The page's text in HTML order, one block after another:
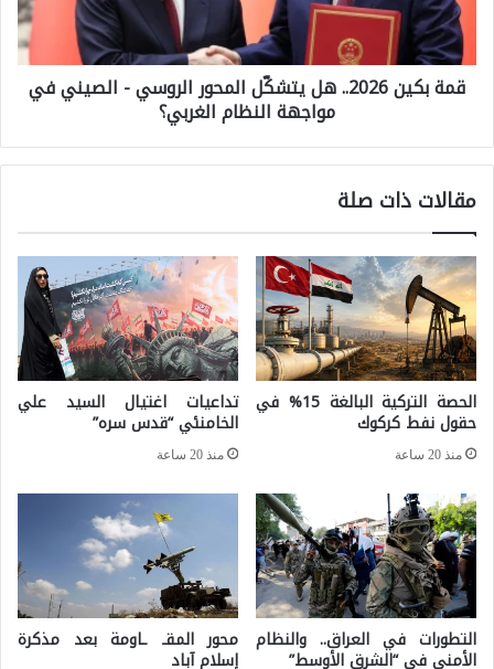
ي
ث
ق
ة
ب
ي
ن
ل
م
ز
ا
0
.
ل
ي
ت
ش
ل
ا
م
ح
قمة بكين 2026.. هل يتشكّل المحور الروسي - الصيني في
مواجهة النظام الغربي؟
مقالات ذات صلة
الحصة التركية البالغة 15% في
حقول نفط كركوك
منذ 20 ساعة
تداعيات اغتيال السيد علي
الخامنئي “قدس سره”
منذ 20 ساعة
التطورات في العراق.. والنظام
الأمني في “الشرق الأوسط”
محور المقـ ـاومة بعد مذكرة
إسلام آباد